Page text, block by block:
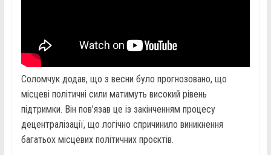
Соломчук додав, що з весни було прогнозовано, що
місцеві політичні сили матимуть високий рівень
підтримки. Він пов’язав це із закінченням процесу
децентралізації, що логічно спричинило виникнення
багатьох місцевих політичних проєктів.